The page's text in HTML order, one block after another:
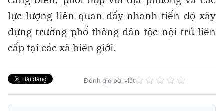
lực lượng liên quan đẩy nhanh tiến độ xây
dựng trường phổ thông dân tộc nội trú liên
cấp tại các xã biên giới.
Đánh giá bài viết